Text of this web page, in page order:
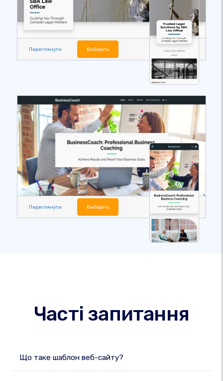
Переглянути Виберіть
Переглянути Виберіть
Часті запитання
Що таке шаблон веб-сайту?